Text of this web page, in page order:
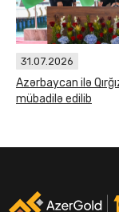
31.07.2026
Azərbaycan ilə
mübadilə edilib